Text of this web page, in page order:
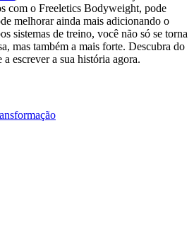
com o Freeletics Bodyweight, pode
melhorar ainda mais adicionando o
sistemas de treino, você não só se torna
mas também a mais forte. Descubra do
escrever a sua história agora.